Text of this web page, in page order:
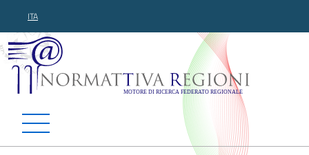
ITA
Normattiva Regioni -